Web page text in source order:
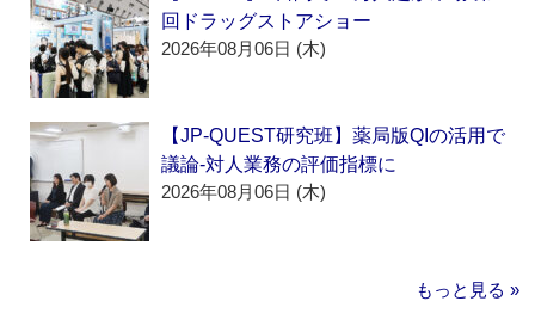
回ドラッグストアショー
2026年08月06日 (木)
【JP-QUEST研究班】薬局版QIの活用で
議論‐対人業務の評価指標に
2026年08月06日 (木)
もっと見る »